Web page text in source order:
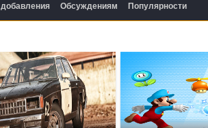
Обсуждениям Популярности